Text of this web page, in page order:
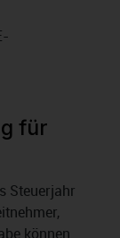
für
Steuerjahr
können